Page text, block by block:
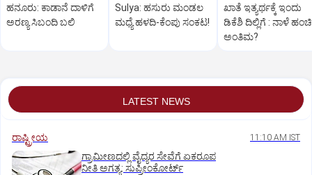
ಹನೂರು: ಕಾಡಾನೆ ದಾಳಿಗೆ
ಅರಣ್ಯ ಸಿಬಂದಿ ಬಲಿ
Sulya: ಹಸುರು ಮಂಡಲ
ಮಧ್ಯೆ ಹಳದಿ-ಕೆಂಪು ಸಂಕಟ!
ಖಾತೆ ಇತ್ಯರ್ಥಕ್ಕೆ ಇಂದು
ಡಿಕೆಶಿ ದಿಲ್ಲಿಗೆ : ನಾಳೆ
ಅಂತಿಮ?
LATEST NEWS
ರಾಷ್ಟ್ರೀಯ 11:10 AM IST
ಗ್ರಾಮೀಣದಲ್ಲಿ ವೈದ್ಯರ ಸೇವೆಗೆ ಏಕರೂಪ
ನೀತಿ ಅಗತ್ಯ: ಸುಪ್ರೀಂಕೋರ್ಟ್‌